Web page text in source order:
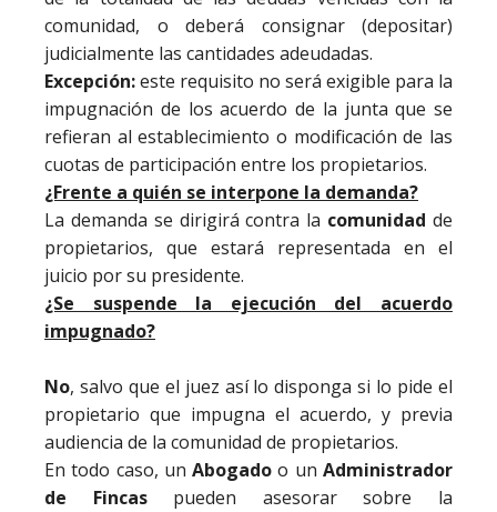
comunidad, o deberá consignar (depositar)
judicialmente las cantidades adeudadas.
Excepción:este requisito no será exigible para la
impugnación de los acuerdo de la junta que se
refieran al establecimiento o modificación de las
cuotas de participación entre los propietarios.
¿Frente a quién se interpone la demanda?
La demanda se dirigirá contra la comunidad de
propietarios, que estará representada en el
juicio por su presidente.
¿Se suspende la ejecución del acuerdo
impugnado?
No, salvo que el juez así lo disponga si lo pide el
propietario que impugna el acuerdo, y previa
audiencia de la comunidad de propietarios.
En todo caso, unAbogado o unAdministrador
de Fincaspueden asesorar sobre la